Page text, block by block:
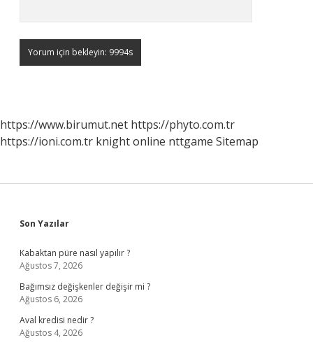
https://www.birumut.net https://phyto.com.tr
https://ioni.com.tr knight online nttgame Sitemap
Sidebar
Son Yazılar
Kabaktan püre nasıl yapılır ?
Ağustos 7, 2026
Bağımsız değişkenler değişir mi ?
Ağustos 6, 2026
Aval kredisi nedir ?
Ağustos 4, 2026